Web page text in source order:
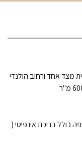
מצד אחד ורחוב הולנדי
כולל בריכת אינפיטי (